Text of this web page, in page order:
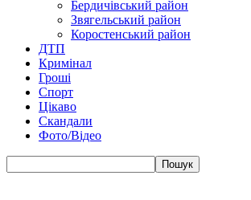
Бердичівський район
Звягельський район
Коростенський район
ДТП
Кримінал
Гроші
Спорт
Цікаво
Скандали
Фото/Відео